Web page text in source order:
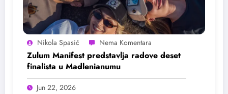
Nikola Spasić
Zulum Manifest predstavlja radove deset
finalista u Madlenianumu
Jun 22, 2026